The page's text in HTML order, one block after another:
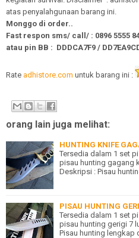
atas penyalahgunaan barang ini.
Monggo di order..
Fast respon sms/ call/ : 0896 5555
atau pin BB : DDDCA7F9 /
Rate adhistore.com untuk barang ini :
orang lain juga melihat:
HUNTING KNIFE
Tersedia dalam 1 set
pisau hunting gagang
Deskripsi : Pisau
PISAU HUNTING
Tersedia dalam 1 set
pisau hunting gerigi 7
Pisau hunting lengkap